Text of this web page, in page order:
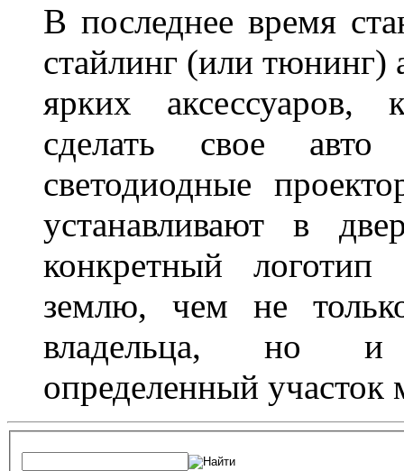
В последнее время
стайлинг (или тюнинг)
ярких аксессуаров,
сделать свое
светодиодные
устанавливают в
конкретный логотип
землю, чем не
владельца, но и
определенный участок